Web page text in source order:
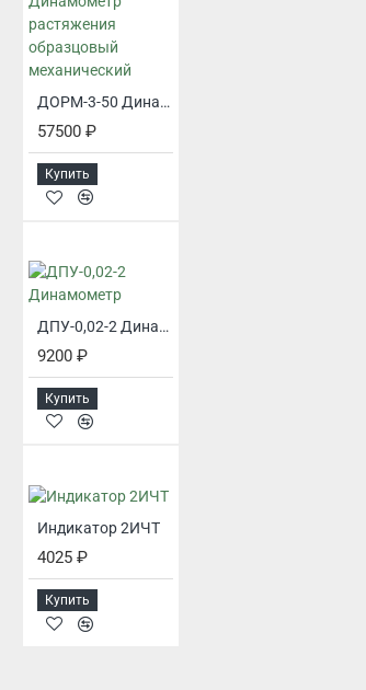
ДОРМ-3-50 Динамометр растяжения образцовый механический
57500 ₽
Купить
ДПУ-0,02-2 Динамометр
9200 ₽
Купить
Индикатор 2ИЧТ
4025 ₽
Купить